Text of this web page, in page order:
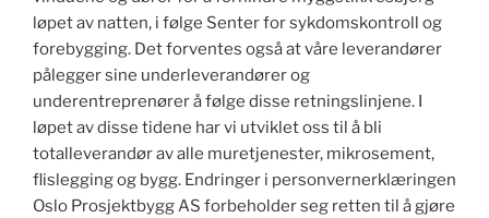
løpet av natten, i følge Senter for sykdomskontroll og
forebygging. Det forventes også at våre leverandører
pålegger sine underleverandører og
underentreprenører å følge disse retningslinjene. I
løpet av disse tidene har vi utviklet oss til å bli
totalleverandør av alle muretjenester, mikrosement,
flislegging og bygg. Endringer i personvernerklæringen
Oslo Prosjektbygg AS forbeholder seg retten til å gjøre